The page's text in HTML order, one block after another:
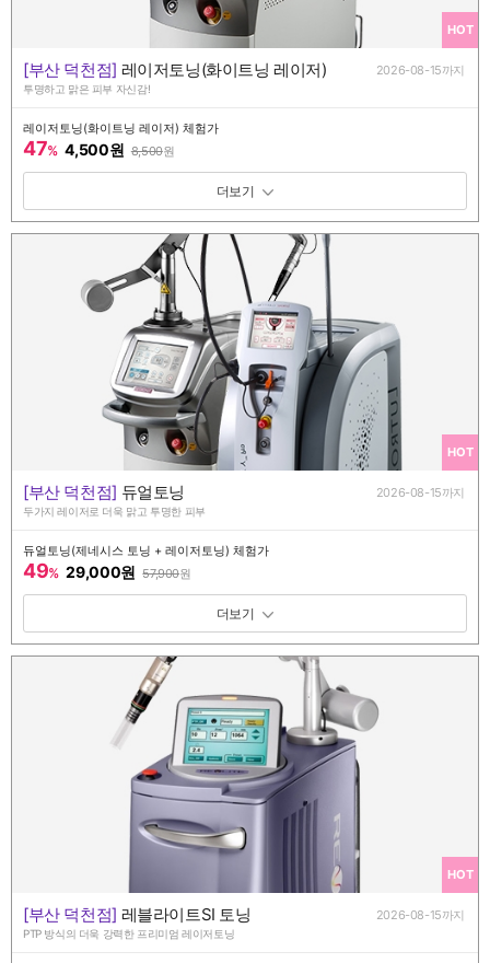
HOT
[부산 덕천점] 레이저토닝(화이트닝 레이저) 2026-08-15까지
투명하고 맑은 피부 자신감!
레이저토닝(화이트닝 레이저) 체험가
47% 4,500원 8,500원
패키지 보기 토글
HOT
[부산 덕천점] 듀얼토닝 2026-08-15까지
두가지 레이저로 더욱 맑고 투명한 피부
듀얼토닝(제네시스 토닝 + 레이저토닝) 체험가
49% 29,000원 57,900원
패키지 보기 토글
HOT
[부산 덕천점] 레블라이트SI 토닝 2026-08-15까지
PTP 방식의 더욱 강력한 프리미엄 레이저토닝